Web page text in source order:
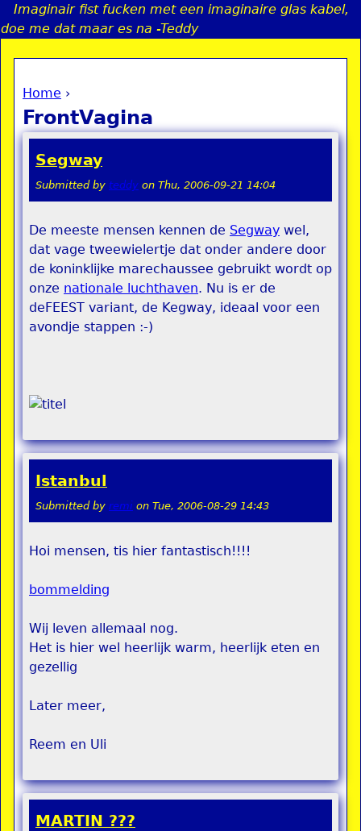
Jump to navigation
Imaginair fist fucken met een imaginaire glas kabel,
doe me dat maar es na -Teddy
You are here
Home ›
FrontVagina
Segway
Submitted by teddy on Thu, 2006-09-21 14:04
De meeste mensen kennen de Segway wel,
dat vage tweewielertje dat onder andere door
de koninklijke marechaussee gebruikt wordt op
onze nationale luchthaven. Nu is er de
deFEEST variant, de Kegway, ideaal voor een
avondje stappen :-)
Istanbul
Submitted by remi on Tue, 2006-08-29 14:43
Hoi mensen, tis hier fantastisch!!!!
bommelding
Wij leven allemaal nog.
Het is hier wel heerlijk warm, heerlijk eten en
gezellig
Later meer,
Reem en Uli
MARTIN ???